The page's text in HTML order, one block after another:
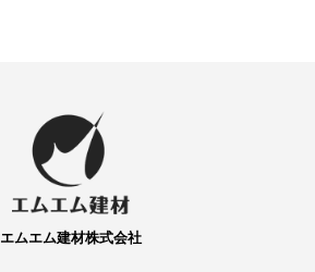
エムエム建材株式会社